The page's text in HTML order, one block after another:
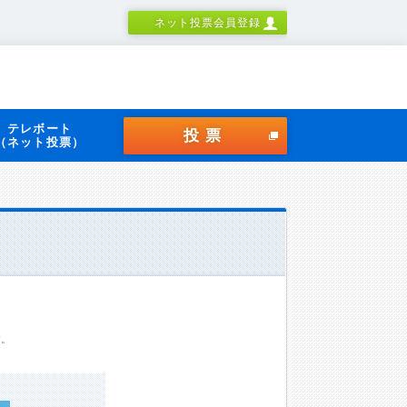
ネット投票会員登録
テレボート
（ネット投票）
投票